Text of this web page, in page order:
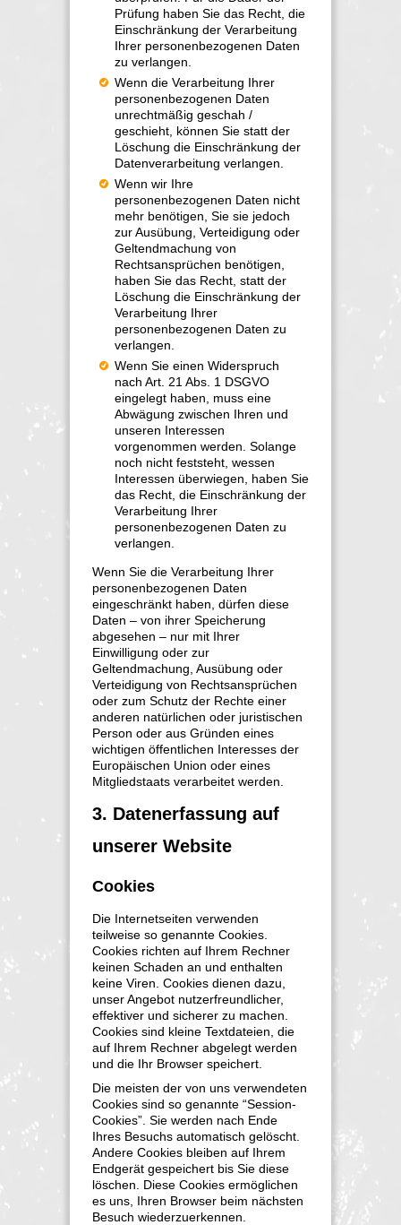
Prüfung haben Sie das Recht, die
Einschränkung der Verarbeitung
Ihrer personenbezogenen Daten
zu verlangen.
Wenn die Verarbeitung Ihrer
personenbezogenen Daten
unrechtmäßig geschah /
geschieht, können Sie statt der
Löschung die Einschränkung der
Datenverarbeitung verlangen.
Wenn wir Ihre
personenbezogenen Daten nicht
mehr benötigen, Sie sie jedoch
zur Ausübung, Verteidigung oder
Geltendmachung von
Rechtsansprüchen benötigen,
haben Sie das Recht, statt der
Löschung die Einschränkung der
Verarbeitung Ihrer
personenbezogenen Daten zu
verlangen.
Wenn Sie einen Widerspruch
nach Art. 21 Abs. 1 DSGVO
eingelegt haben, muss eine
Abwägung zwischen Ihren und
unseren Interessen
vorgenommen werden. Solange
noch nicht feststeht, wessen
Interessen überwiegen, haben Sie
das Recht, die Einschränkung der
Verarbeitung Ihrer
personenbezogenen Daten zu
verlangen.
Wenn Sie die Verarbeitung Ihrer
personenbezogenen Daten
eingeschränkt haben, dürfen diese
Daten – von ihrer Speicherung
abgesehen – nur mit Ihrer
Einwilligung oder zur
Geltendmachung, Ausübung oder
Verteidigung von Rechtsansprüchen
oder zum Schutz der Rechte einer
anderen natürlichen oder juristischen
Person oder aus Gründen eines
wichtigen öffentlichen Interesses der
Europäischen Union oder eines
Mitgliedstaats verarbeitet werden.
3. Datenerfassung auf
unserer Website
Cookies
Die Internetseiten verwenden
teilweise so genannte Cookies.
Cookies richten auf Ihrem Rechner
keinen Schaden an und enthalten
keine Viren. Cookies dienen dazu,
unser Angebot nutzerfreundlicher,
effektiver und sicherer zu machen.
Cookies sind kleine Textdateien, die
auf Ihrem Rechner abgelegt werden
und die Ihr Browser speichert.
Die meisten der von uns verwendeten
Cookies sind so genannte “Session-
Cookies”. Sie werden nach Ende
Ihres Besuchs automatisch gelöscht.
Andere Cookies bleiben auf Ihrem
Endgerät gespeichert bis Sie diese
löschen. Diese Cookies ermöglichen
es uns, Ihren Browser beim nächsten
Besuch wiederzuerkennen.